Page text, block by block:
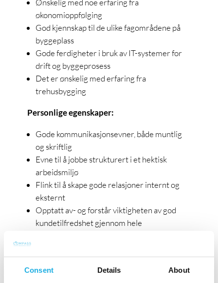
Consent Details About
økonomioppfølging
God kjennskap til de ulike fagområdene på
byggeplass
Gode ferdigheter i bruk av IT-systemer for
drift og byggeprosess
Det er ønskelig med erfaring fra
trehusbygging
Personlige egenskaper:
Gode kommunikasjonsevner, både muntlig
og skriftlig
Evne til å jobbe strukturert i et hektisk
arbeidsmiljø
Flink til å skape gode relasjoner internt og
eksternt
Opptatt av- og forstår viktigheten av god
kundetilfredshet gjennom hele
Vi tilbyr: